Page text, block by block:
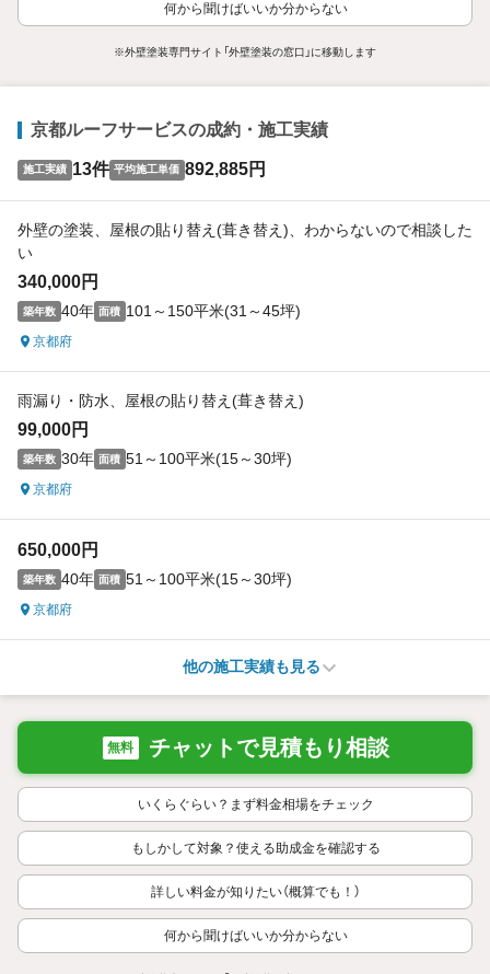
何から聞けばいいか分からない
※外壁塗装専門サイト「外壁塗装の窓口」に移動します
京都ルーフサービスの成約・施工実績
施工実績 13件 平均施工単価 892,885円
外壁の塗装、屋根の貼り替え(葺き替え)、わからないので相談した
い
340,000円
築年数 40年 面積 101～150平米(31～45坪)
京都府
雨漏り・防水、屋根の貼り替え(葺き替え)
99,000円
築年数 30年 面積 51～100平米(15～30坪)
京都府
650,000円
築年数 40年 面積 51～100平米(15～30坪)
京都府
他の施工実績も見る
無料 チャットで見積もり相談
いくらぐらい？まず料金相場をチェック
もしかして対象？使える助成金を確認する
詳しい料金が知りたい（概算でも！）
何から聞けばいいか分からない